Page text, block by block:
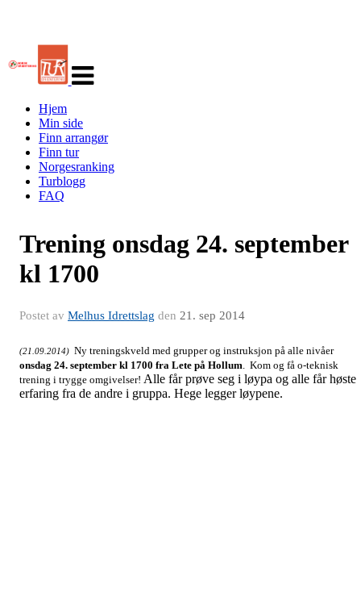
navigasjon
Hjem
Min side
Finn arrangør
Finn tur
Norgesranking
Turblogg
FAQ
Trening onsdag 24. september
kl 1700
Postet av Melhus Idrettslag den 21. sep 2014
(21.09.2014) Ny treningskveld med grupper og instruksjon på alle nivåer
onsdag 24. september kl 1700 fra Lete på Hollum. Kom og få o-teknisk
trening i trygge omgivelser! Alle får prøve seg i løypa og alle får høste
erfaring fra de andre i gruppa. Hege legger løypene.